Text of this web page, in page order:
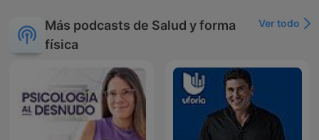
Más podcasts de Salud y forma
física
Ver todo